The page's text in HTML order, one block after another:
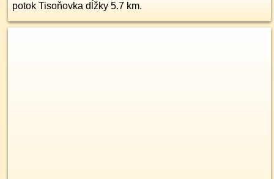
potok Tisoňovka dĺžky 5.7 km.